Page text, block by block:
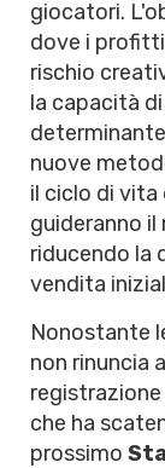
giocatori.
dove i
rischio
la capacità
nuove
il ciclo di vita
guideranno
riducendo la
vendita
Nonostante
non rinuncia
che ha
prossimo